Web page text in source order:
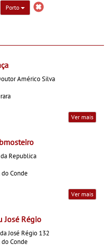
Porto
Américo Silva
Ver mais
da Republica
Conde
Ver mais
José Régio
José Régio 132
Conde